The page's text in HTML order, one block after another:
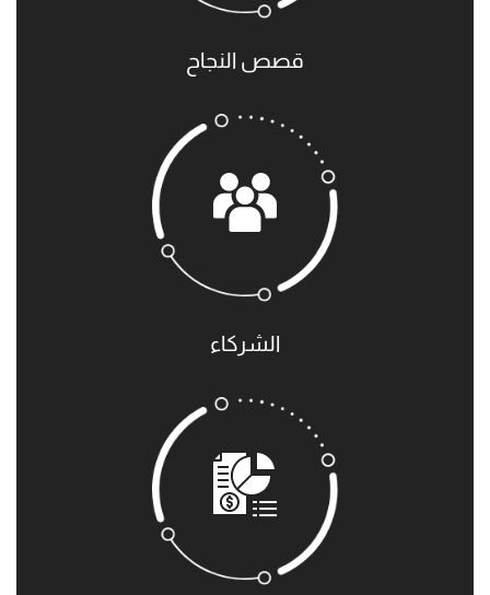
قصص النجاح
الشركاء